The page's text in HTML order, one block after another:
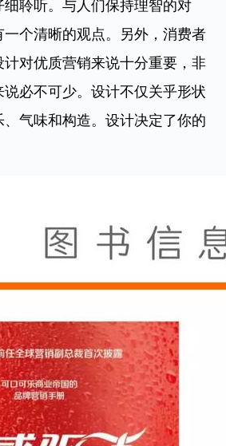
聆听。与人们保持理智的对
个清晰的观点。另外，消费者
对优质营销来说十分重要，非
必不可少。设计不仅关乎形状
气味和构造。设计决定了你的